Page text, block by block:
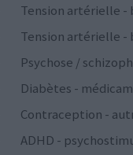
Tension artérielle -
Tension artérielle -
Psychose /
Diabètes -
Contraception -
ADHD -